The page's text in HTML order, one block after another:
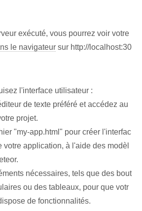
exécuté, vous pourrez voir votre
le navigateur sur http://localhost:30
l'interface utilisateur :
de texte préféré et accédez au
projet.
"my-app.html" pour créer l'interfac
votre application, à l'aide des modèl
nécessaires, tels que des bout
ou des tableaux, pour que votr
de fonctionnalités.